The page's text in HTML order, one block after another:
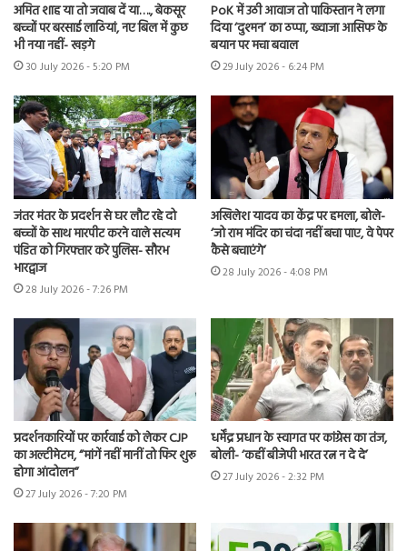
अमित शाह या तो जवाब दें या…., बेकसूर
बच्चों पर बरसाई लाठियां, नए बिल में कुछ
भी नया नहीं- खड़गे
30 July 2026 - 5:20 PM
PoK में उठी आवाज तो पाकिस्तान ने लगा
दिया ‘दुश्मन’ का ठप्पा, ख्वाजा आसिफ के
बयान पर मचा बवाल
29 July 2026 - 6:24 PM
जंतर मंतर के प्रदर्शन से घर लौट रहे दो
बच्चों के साथ मारपीट करने वाले सत्यम
पंडित को गिरफ्तार करे पुलिस- सौरभ
भारद्वाज
28 July 2026 - 7:26 PM
अखिलेश यादव का केंद्र पर हमला, बोले-
‘जो राम मंदिर का चंदा नहीं बचा पाए, वे पेपर
कैसे बचाएंगे’
28 July 2026 - 4:08 PM
प्रदर्शनकारियों पर कार्रवाई को लेकर CJP
का अल्टीमेटम, “मांगें नहीं मानीं तो फिर शुरू
होगा आंदोलन”
27 July 2026 - 7:20 PM
धर्मेंद्र प्रधान के स्वागत पर कांग्रेस का तंज,
बोली- ‘कहीं बीजेपी भारत रत्न न दे दे’
27 July 2026 - 2:32 PM